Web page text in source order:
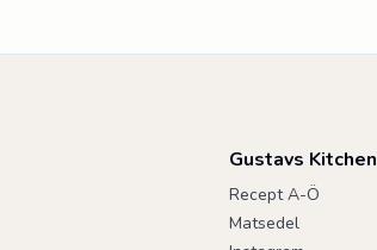
Gustavs Kitchen
Recept A-Ö
Matsedel